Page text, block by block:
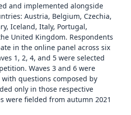
and implemented alongside
Austria, Belgium, Czechia,
Iceland, Italy, Portugal,
United Kingdom. Respondents
in the online panel across six
1, 2, 4, and 5 were selected
Waves 3 and 6 were
questions composed by
only in those respective
were fielded from autumn 2021